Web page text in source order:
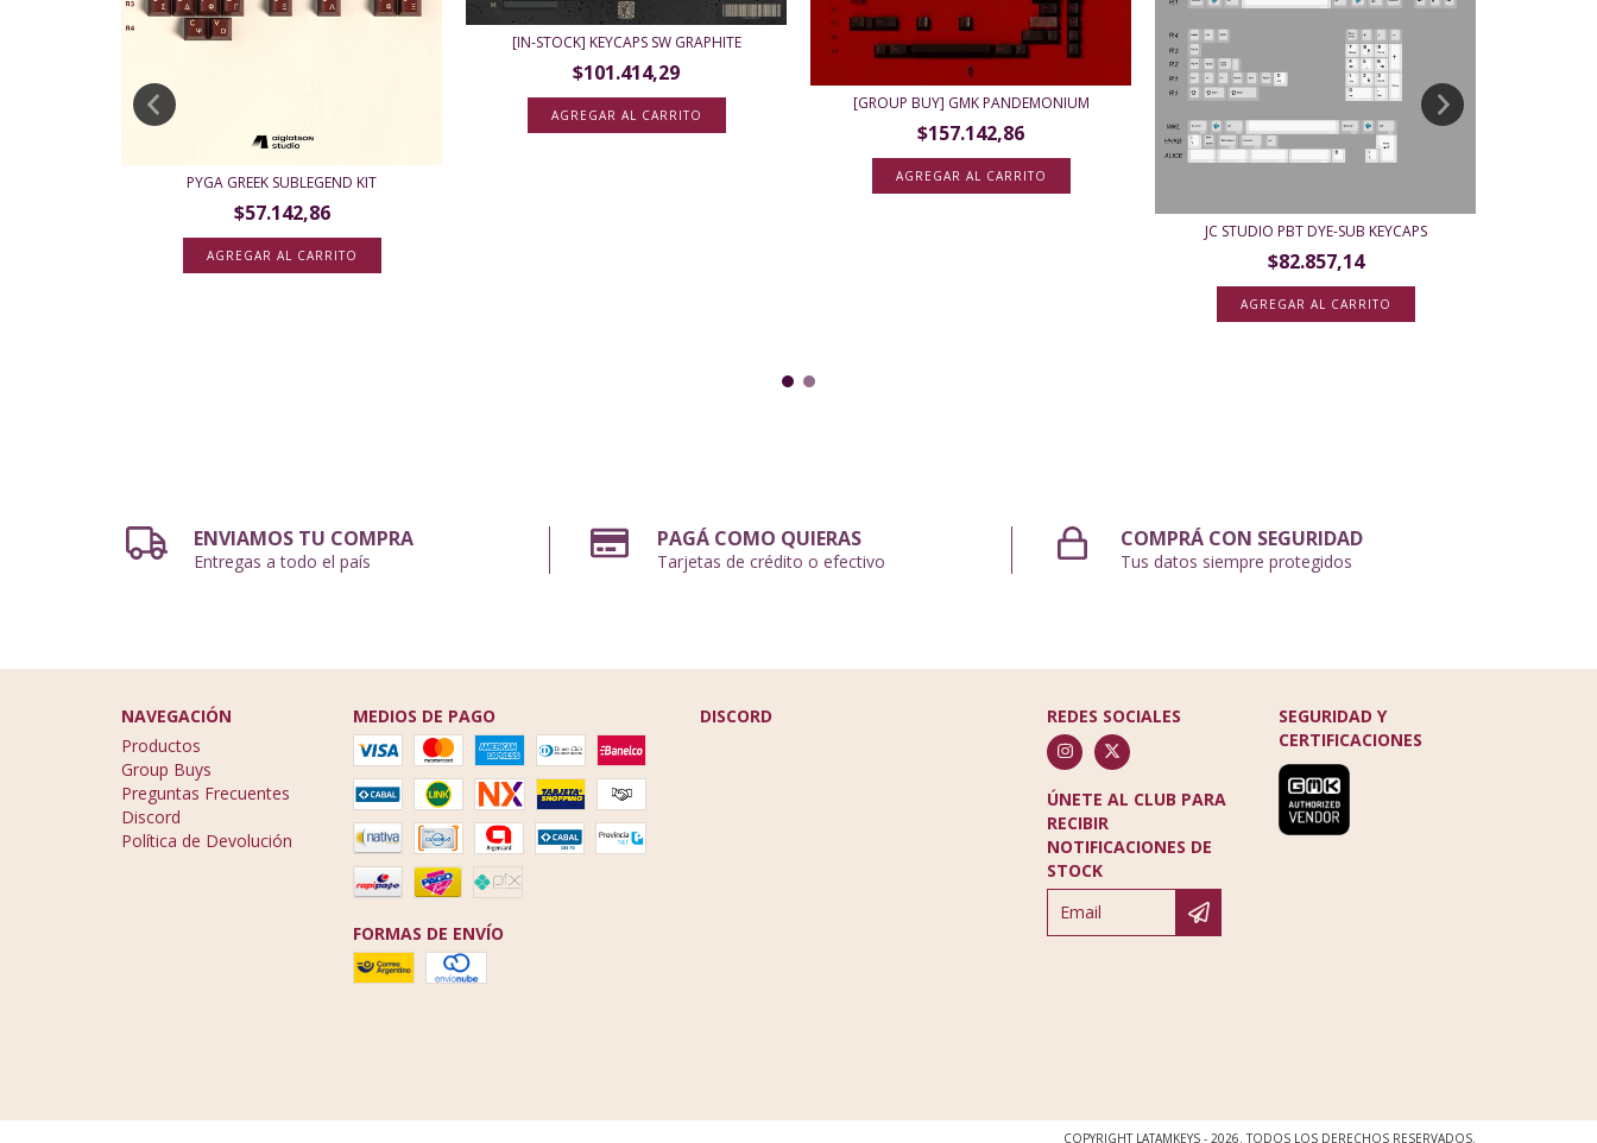
PYGA GREEK SUBLEGEND KIT
$57.142,86
AGREGAR AL CARRITO
[IN-STOCK] KEYCAPS SW GRAPHITE
$101.414,29
[GROUP BUY] GMK PANDEMONIUM
$157.142,86
AGREGAR AL CARRITO
JC STUDIO PBT DYE-SUB KEYCAPS
$82.857,14
AGREGAR AL CARRITO
ENVIAMOS TU COMPRA
Entregas a todo el país
PAGÁ COMO QUIERAS
Tarjetas de crédito o efectivo
COMPRÁ CON SEGURIDAD
Tus datos siempre protegidos
NAVEGACIÓN
Productos
Group Buys
Preguntas Frecuentes
Discord
Política de Devolución
MEDIOS DE PAGO
FORMAS DE ENVÍO
DISCORD REDES SOCIALES
ÚNETE AL CLUB PARA
RECIBIR
NOTIFICACIONES DE
STOCK
SEGURIDAD Y
CERTIFICACIONES
COPYRIGHT LATAMKEYS - 2026. TODOS LOS DERECHOS RESERVADOS.